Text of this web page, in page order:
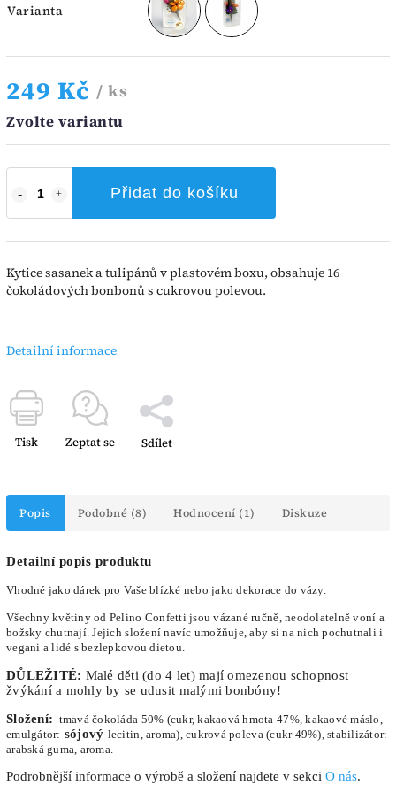
Varianta
249 Kč / ks
Zvolte variantu
Přidat do košíku
Kytice sasanek a tulipánů v plastovém boxu, obsahuje 16
čokoládových bonbonů s cukrovou polevou.
Detailní informace
Tisk Zeptat se Sdílet
Popis Podobné (8) Hodnocení (1) Diskuze
Detailní popis produktu
Vhodné jako dárek pro Vaše blízké nebo jako dekorace do vázy.
Všechny květiny od Pelino Confetti jsou vázané ručně, neodolatelně voní a
božsky chutnají. Jejich složení navíc umožňuje, aby si na nich pochutnali i
vegani a lidé s bezlepkovou dietou.
DŮLEŽITÉ: Malé děti (do 4 let) mají omezenou schopnost
žvýkání a mohly by se udusit malými bonbóny!
Složení: tmavá čokoláda 50% (cukr, kakaová hmota 47%, kakaové máslo,
emulgátor: sójový lecitin, aroma), cukrová poleva (cukr 49%), stabilizátor:
arabská guma, aroma.
Podrobnější informace o výrobě a složení najdete v sekci O nás.